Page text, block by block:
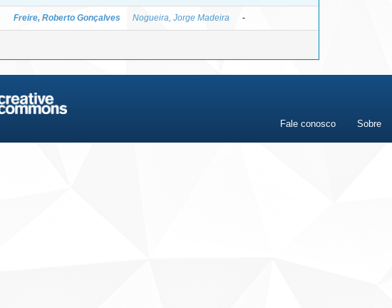
Freire, Roberto Gonçalves Nogueira, Jorge Madeira -
Fale conosco Sobre